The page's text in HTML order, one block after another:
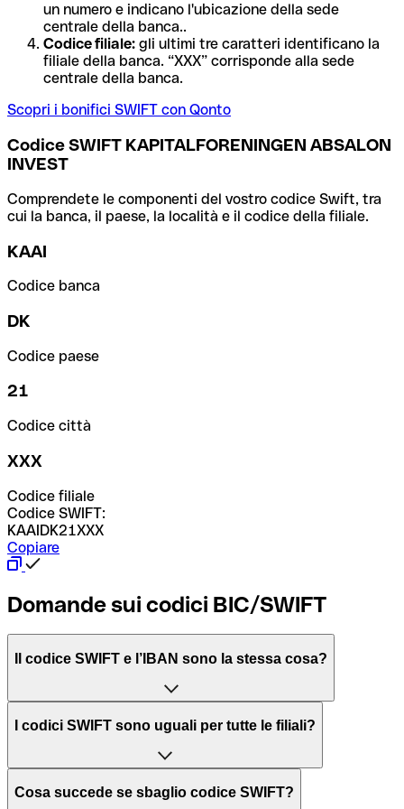
un numero e indicano l'ubicazione della sede
centrale della banca..
Codice filiale: gli ultimi tre caratteri identificano la
filiale della banca. “XXX” corrisponde alla sede
centrale della banca.
Scopri i bonifici SWIFT con Qonto
Codice SWIFT KAPITALFORENINGEN ABSALON
INVEST
Comprendete le componenti del vostro codice Swift, tra
cui la banca, il paese, la località e il codice della filiale.
KAAI
Codice banca
DK
Codice paese
21
Codice città
XXX
Codice filiale
Codice SWIFT:
KAAIDK21XXX
Copiare
Domande sui codici BIC/SWIFT
Il codice SWIFT e l’IBAN sono la stessa cosa?
L'acronimo SWIFT sta per “Society for Worldwide
per l’elaborazione dei pagamenti tra diversi Paesi.
I codici SWIFT sono uguali per tutte le filiali?
Dipende dalle banche. In alcuni casi le banche utilizzano
Cosa succede se sbaglio codice SWIFT?